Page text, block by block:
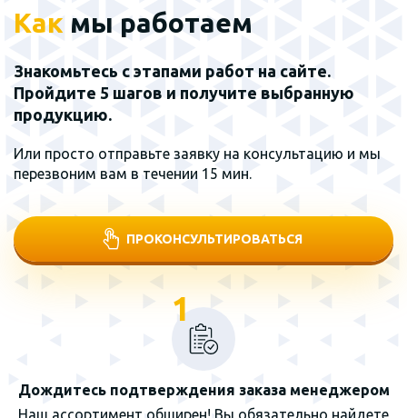
Как мы работаем
Знакомьтесь с этапами работ на сайте.
Пройдите 5 шагов и получите выбранную
продукцию.
Или просто отправьте заявку на консультацию и мы
перезвоним вам в течении 15 мин.
ПРОКОНСУЛЬТИРОВАТЬСЯ
1
Дождитесь подтверждения заказа менеджером
Наш ассортимент обширен! Вы обязательно найдете